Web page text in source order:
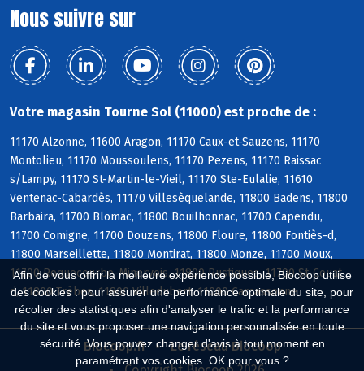
Afin de vous offrir la meilleure expérience possible, Biocoop utilise
des cookies : pour assurer une performance optimale du site, pour
récolter des statistiques afin d'analyser le trafic et la performance
du site et vous proposer une navigation personnalisée en toute
sécurité. Vous pouvez changer d'avis à tout moment en
paramétrant vos cookies. OK pour vous ?
Nous suivre sur
Votre magasin Tourne Sol (11000) est proche de :
11170 Alzonne, 11600 Aragon, 11170 Caux-et-Sauzens, 11170
Montolieu, 11170 Moussoulens, 11170 Pezens, 11170 Raissac
s/Lampy, 11170 St-Martin-le-Vieil, 11170 Ste-Eulalie, 11610
Ventenac-Cabardès, 11170 Villesèquelande, 11800 Badens, 11800
Barbaira, 11700 Blomac, 11800 Bouilhonnac, 11700 Capendu,
11700 Comigne, 11700 Douzens, 11800 Floure, 11800 Fontiès-d,
11800 Marseillette, 11800 Montirat, 11800 Monze, 11700 Moux,
11700 Roquecourbe-Minervois, 11800 Rustiques, 11700 St-Couat-
d, 11800 Trèbes, 11800 Villedubert, 11000 Carcassonne
Biocoop.fr
Le réseau Biocoop